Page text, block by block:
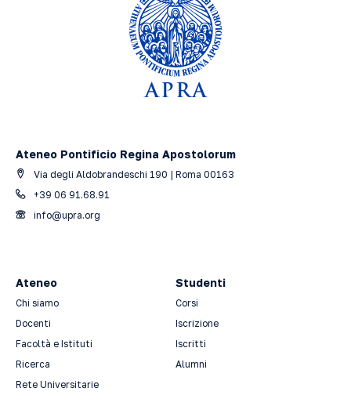
Ateneo Pontificio Regina Apostolorum
Via degli Aldobrandeschi 190 | Roma 00163
+39 06 91.68.91
info@upra.org
Ateneo
Chi siamo
Docenti
Facoltà e Istituti
Ricerca
Rete Universitarie
Studenti
Corsi
Iscrizione
Iscritti
Alumni